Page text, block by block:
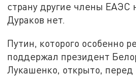
страну другие члены ЕАЭС
Дураков нет.
Путин, которого особенно
поддержал президент
Лукашенко, открыто,